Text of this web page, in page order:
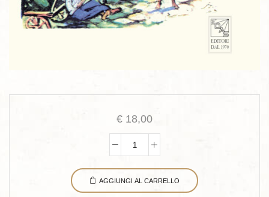
€ 18,00
Messina
a
volo
AGGIUNGI AL CARRELLO